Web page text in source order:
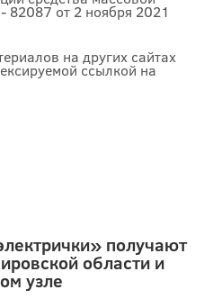
от 2 ноября 2021
на других сайтах
ссылкой на
получают
области и
узле